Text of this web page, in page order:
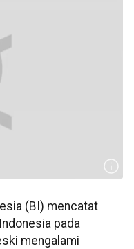
(BI) mencatat
pada
mengalami